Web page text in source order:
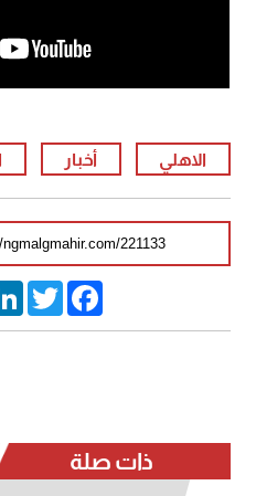
الاهلي أخبار
Twitter
Facebook
ذات صلة